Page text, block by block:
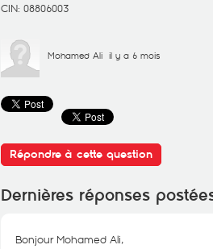
CIN: 08806003
Mohamed Ali il y a 6 mois
Répondre à cette question
Dernières réponses
Bonjour Mohamed Ali,